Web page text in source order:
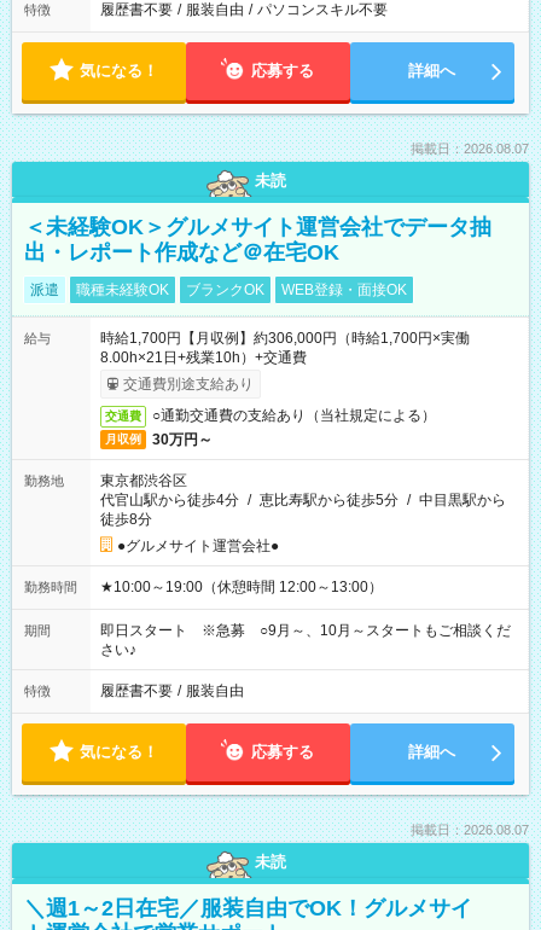
特徴 履歴書不要 / 服装自由 / パソコンスキル不要
気になる！ 応募する 詳細へ
掲載日：2026.08.07
未読
＜未経験OK＞グルメサイト運営会社でデータ抽
出・レポート作成など＠在宅OK
派遣 職種未経験OK ブランクOK WEB登録・面接OK
給与
時給1,700円【月収例】約306,000円（時給1,700円×実働
8.00h×21日+残業10h）+交通費
交通費別途支給あり
交通費 ○通勤交通費の支給あり（当社規定による）
月収例 30万円～
勤務地
東京都渋谷区
代官山駅から徒歩4分 / 恵比寿駅から徒歩5分 / 中目黒駅から
徒歩8分
●グルメサイト運営会社●
勤務時間 ★10:00～19:00（休憩時間 12:00～13:00）
期間
即日スタート ※急募 ○9月～、10月～スタートもご相談くだ
さい♪
特徴 履歴書不要 / 服装自由
気になる！ 応募する 詳細へ
掲載日：2026.08.07
未読
＼週1～2日在宅／服装自由でOK！グルメサイ